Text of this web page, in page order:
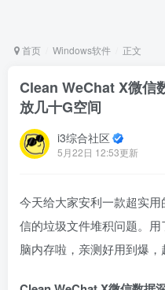
首页 Windows软件 正文
Clean WeChat X微信
放几十G空间
i3综合社区
5月22日 12:53更新
今天给大家安利一款超实
信的垃圾文件堆积问题。
脑内存啦，亲测好用到爆，